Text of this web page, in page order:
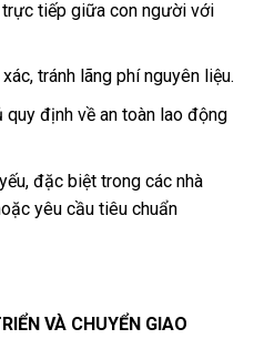
tiếp giữa con người với
tránh lãng phí nguyên liệu.
quy định về an toàn lao động
đặc biệt trong các nhà
yêu cầu tiêu chuẩn
VÀ CHUYỂN GIAO